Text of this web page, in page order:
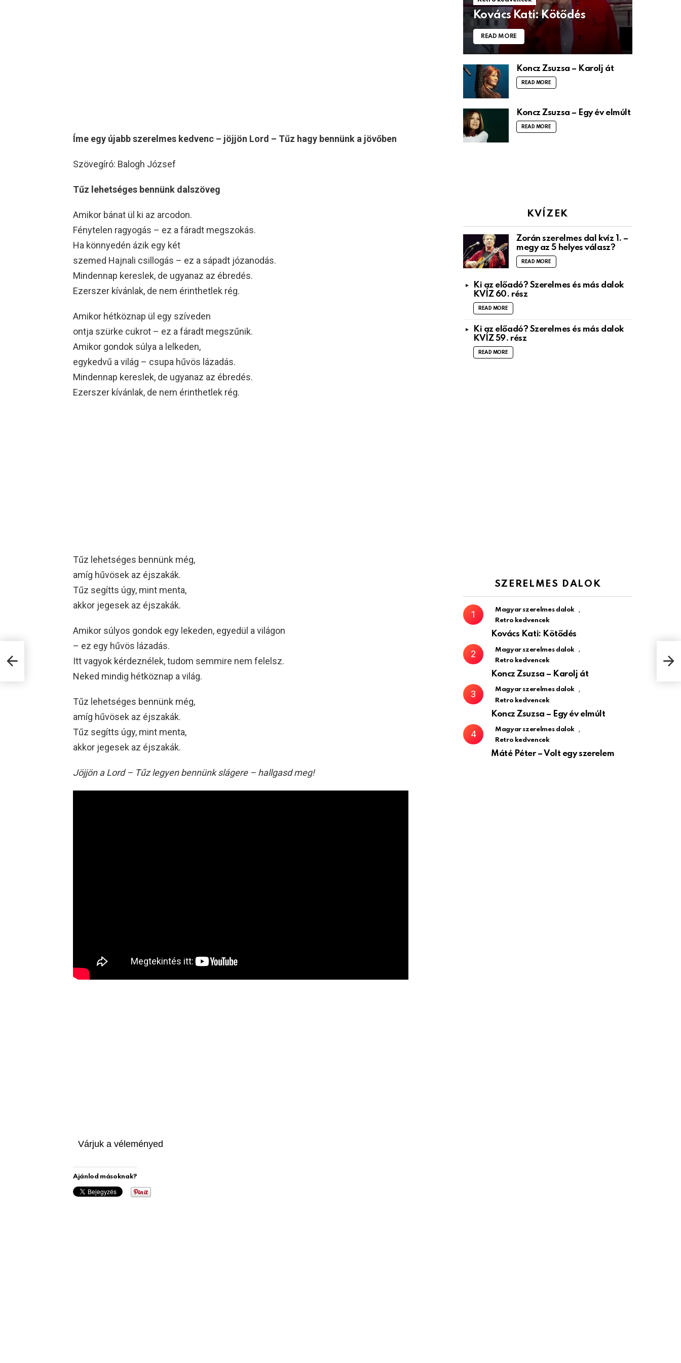
Íme egy újabb szerelmes kedvenc – jöjjön Lord – Tűz hagy bennünk a jövőben
Szövegíró: Balogh József
Tűz lehetséges bennünk dalszöveg
Amikor bánat ül ki az arcodon.
Fénytelen ragyogás – ez a fáradt megszokás.
Ha könnyedén ázik egy két
szemed Hajnali csillogás – ez a sápadt józanodás.
Mindennap kereslek, de ugyanaz az ébredés.
Ezerszer kívánlak, de nem érinthetlek rég.
Amikor hétköznap ül egy szíveden
ontja szürke cukrot – ez a fáradt megszűnik.
Amikor gondok súlya a lelkeden,
egykedvű a világ – csupa hűvös lázadás.
Mindennap kereslek, de ugyanaz az ébredés.
Ezerszer kívánlak, de nem érinthetlek rég.
Tűz lehetséges bennünk még,
amíg hűvösek az éjszakák.
Tűz segítts úgy, mint menta,
akkor jegesek az éjszakák.
Amikor súlyos gondok egy lekeden, egyedül a világon
– ez egy hűvös lázadás.
Itt vagyok kérdeznélek, tudom semmire nem felelsz.
Neked mindig hétköznap a világ.
Tűz lehetséges bennünk még,
amíg hűvösek az éjszakák.
Tűz segítts úgy, mint menta,
akkor jegesek az éjszakák.
Jöjjön a Lord – Tűz legyen bennünk slágere – hallgasd meg!
Várjuk a véleményed
Ajánlod másoknak?
Kovács Kati: Kötődés
READ MORE
Koncz Zsuzsa – Karolj át
READ MORE
Koncz Zsuzsa – Egy év elmúlt
READ MORE
KVÍZEK
Zorán szerelmes dal kvíz 1. –
megy az 5 helyes válasz?
READ MORE
Ki az előadó? Szerelmes és más dalok
KVÍZ 60. rész
READ MORE
Ki az előadó? Szerelmes és más dalok
KVÍZ 59. rész
READ MORE
SZERELMES DALOK
Magyar szerelmes dalok ,
Retro kedvencek
Kovács Kati: Kötődés
Magyar szerelmes dalok ,
Retro kedvencek
Koncz Zsuzsa – Karolj át
Magyar szerelmes dalok ,
Retro kedvencek
Koncz Zsuzsa – Egy év elmúlt
Magyar szerelmes dalok ,
Retro kedvencek
Máté Péter – Volt egy szerelem